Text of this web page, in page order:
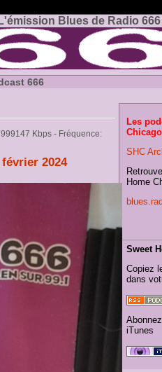
Blues de Radio 666
666
Les
SHC
Home
Sweet
Copiez
dans
iTunes
Kbps - Fréquence:
février 2024